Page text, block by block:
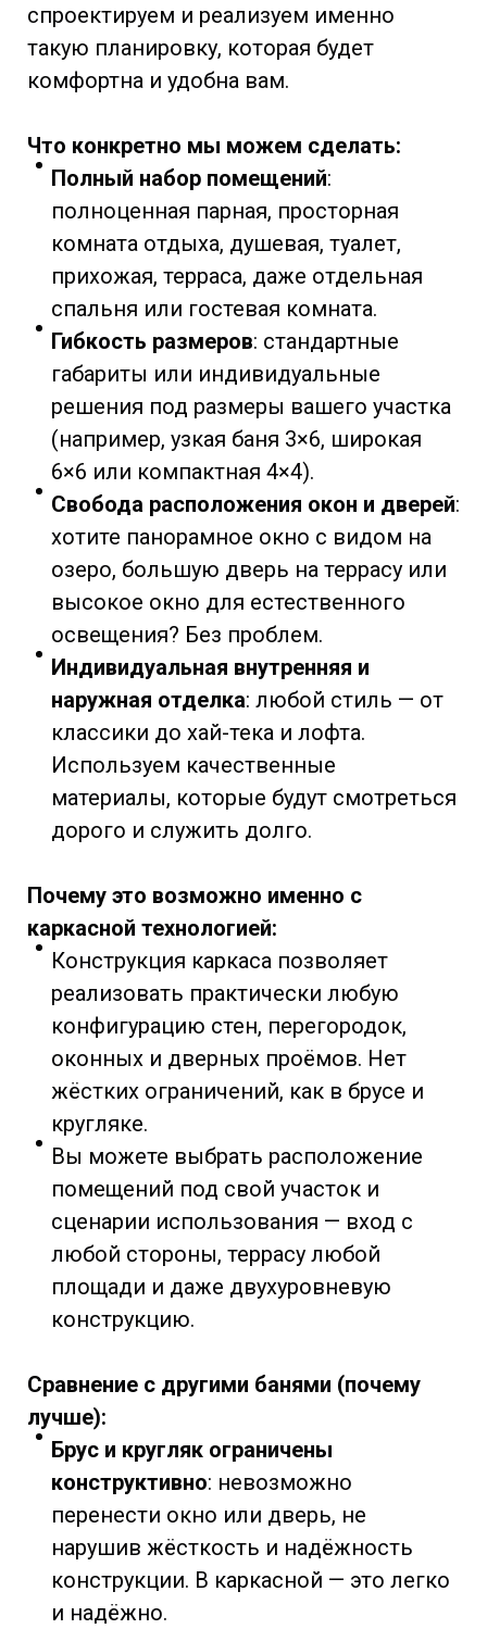
спроектируем и реализуем именно
такую планировку, которая будет
комфортна и удобна вам.
Что конкретно мы можем сделать:
Полный набор помещений:
полноценная парная, просторная
комната отдыха, душевая, туалет,
прихожая, терраса, даже отдельная
спальня или гостевая комната.
Гибкость размеров: стандартные
габариты или индивидуальные
решения под размеры вашего участка
(например, узкая баня 3×6, широкая
6×6 или компактная 4×4).
Свобода расположения окон и дверей:
хотите панорамное окно с видом на
озеро, большую дверь на террасу или
высокое окно для естественного
освещения? Без проблем.
Индивидуальная внутренняя и
наружная отделка: любой стиль — от
классики до хай-тека и лофта.
Используем качественные
материалы, которые будут смотреться
дорого и служить долго.
Почему это возможно именно с
каркасной технологией:
Конструкция каркаса позволяет
реализовать практически любую
конфигурацию стен, перегородок,
оконных и дверных проёмов. Нет
жёстких ограничений, как в брусе и
кругляке.
Вы можете выбрать расположение
помещений под свой участок и
сценарии использования — вход с
любой стороны, террасу любой
площади и даже двухуровневую
конструкцию.
Сравнение с другими банями (почему
лучше):
Брус и кругляк ограничены
конструктивно: невозможно
перенести окно или дверь, не
нарушив жёсткость и надёжность
конструкции. В каркасной — это легко
и надёжно.